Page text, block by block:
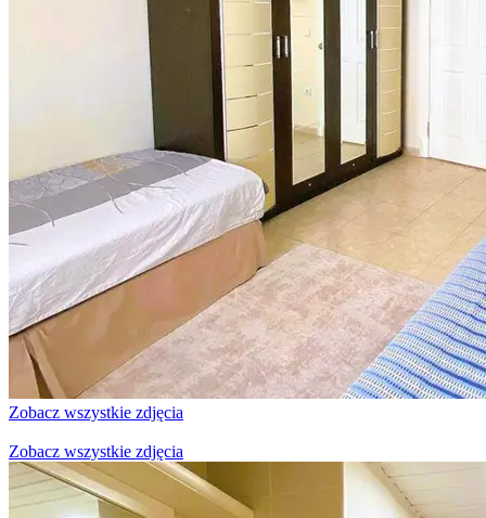
Zobacz wszystkie zdjęcia
Zobacz wszystkie zdjęcia